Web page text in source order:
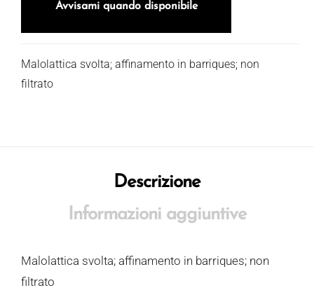
Avvisami quando disponibile
Malolattica svolta; affinamento in barriques; non
filtrato
Descrizione
Informazioni aggiuntive
Malolattica svolta; affinamento in barriques; non
filtrato